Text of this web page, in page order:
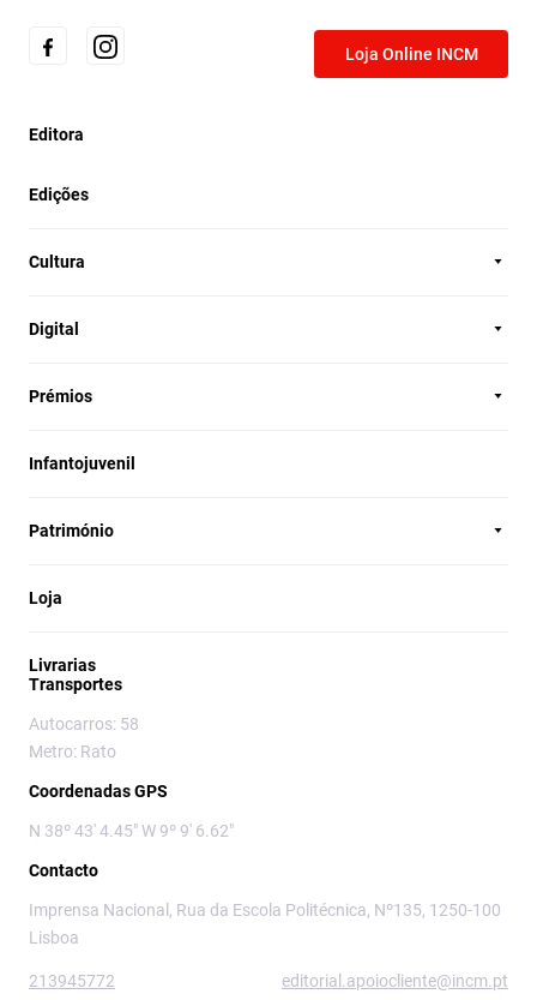
Loja Online INCM
Editora
Edições
Cultura
Digital
Prémios
Infantojuvenil
Património
Loja
Livrarias
Transportes
Autocarros: 58
Metro: Rato
Coordenadas GPS
N 38º 43' 4.45" W 9º 9' 6.62"
Contacto
Imprensa Nacional, Rua da Escola Politécnica, Nº135, 1250-100
Lisboa
213945772 editorial.apoiocliente@incm.pt